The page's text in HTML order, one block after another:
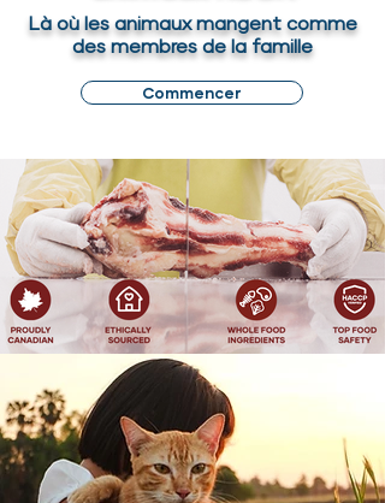
Là où les animaux mangent comme
des membres de la famille
Commencer